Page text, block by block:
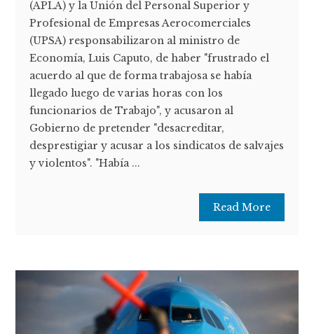
(APLA) y la Unión del Personal Superior y
Profesional de Empresas Aerocomerciales
(UPSA) responsabilizaron al ministro de
Economía, Luis Caputo, de haber "frustrado el
acuerdo al que de forma trabajosa se había
llegado luego de varias horas con los
funcionarios de Trabajo", y acusaron al
Gobierno de pretender "desacreditar,
desprestigiar y acusar a los sindicatos de salvajes
y violentos". "Había ...
Read More